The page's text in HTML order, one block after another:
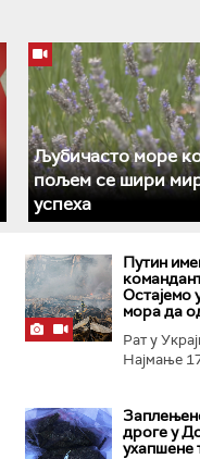
Љубичасто море
пољем се шири
успеха
Путин
Остајемо
мора да
Рат у
Најмање
дроге у
ухапшене